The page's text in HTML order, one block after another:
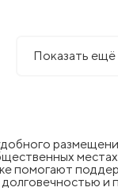
Показать ещё
помогают